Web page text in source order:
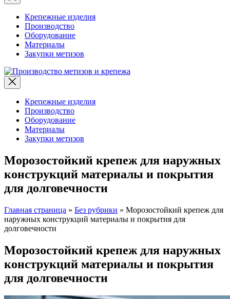
Крепежные изделия
Производство
Оборудование
Материалы
Закупки метизов
Крепежные изделия
Производство
Оборудование
Материалы
Закупки метизов
Морозостойкий крепеж для наружных
конструкций материалы и покрытия
для долговечности
Главная страница » Без рубрики » Морозостойкий крепеж для
наружных конструкций материалы и покрытия для
долговечности
Морозостойкий крепеж для наружных
конструкций материалы и покрытия
для долговечности